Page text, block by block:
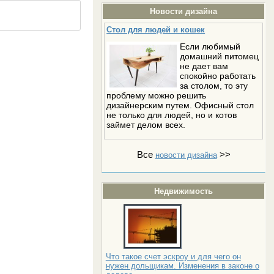
Новости дизайна
Стол для людей и кошек
Если любимый
домашний питомец
не дает вам
спокойно работать
за столом, то эту
проблему можно решить
дизайнерским путем. Офисный стол
не только для людей, но и котов
займет делом всех.
Все новости дизайна>>
Недвижимость
Что такое счет эскроу и для чего он
нужен дольщикам. Изменения в законе о